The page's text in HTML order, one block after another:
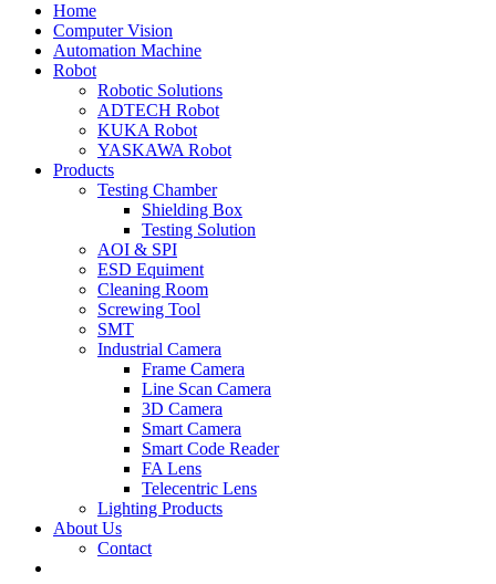
Home
Computer Vision
Automation Machine
Robot
Robotic Solutions
ADTECH Robot
KUKA Robot
YASKAWA Robot
Products
Testing Chamber
Shielding Box
Testing Solution
AOI & SPI
ESD Equiment
Cleaning Room
Screwing Tool
SMT
Industrial Camera
Frame Camera
Line Scan Camera
3D Camera
Smart Camera
Smart Code Reader
FA Lens
Telecentric Lens
Lighting Products
About Us
Contact